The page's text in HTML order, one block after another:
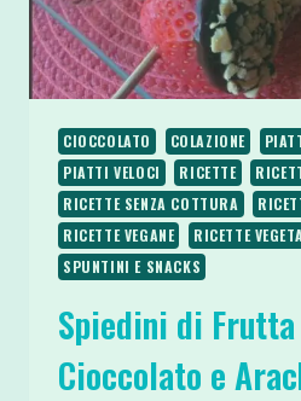
CIOCCOLATO COLAZIONE
PIATTI VELOCI
RICETTE
RICETTE SENZA COTTURA
RICETTE VEGANE
RICETTE
SPUNTINI E SNACKS
Spiedini di
Cioccolato e